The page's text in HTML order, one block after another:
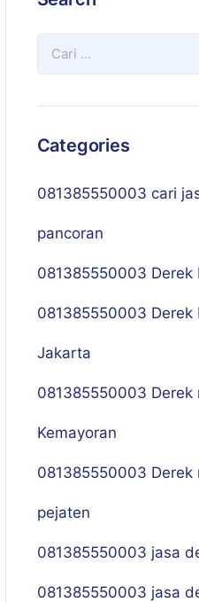
Categories
081385550003 cari
pancoran
081385550003 Derek
081385550003 Derek
Jakarta
081385550003 Derek
Kemayoran
081385550003 Derek
pejaten
081385550003 jasa
081385550003 jasa